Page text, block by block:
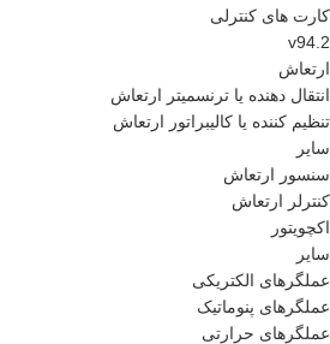
کارت های کنترلی
v94.2
ارتعاش
انتقال دهنده یا ترنسمیتر ارتعاش
تنظیم کننده یا کالیبراتور ارتعاش
سایر
سنسور ارتعاش
کنترلر ارتعاش
اکچویتور
سایر
عملگرهای الکتریکی
عملگرهای پنوماتیک
عملگرهای حرارتی